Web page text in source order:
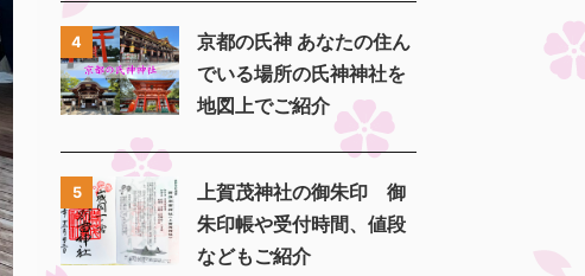
4
京都の氏神 あなたの住ん
でいる場所の氏神神社を
地図上でご紹介
5
上賀茂神社の御朱印 御
朱印帳や受付時間、値段
などもご紹介